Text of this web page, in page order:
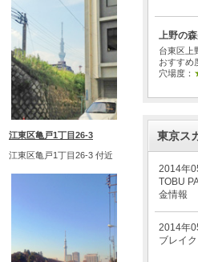
江東区亀戸1丁目26-3
江東区亀戸1丁目26-3 付近
上野の
台東区上
おすすめ
穴場度：
東京ス
2014年
TOBU
金情報
2014年
ブレイ